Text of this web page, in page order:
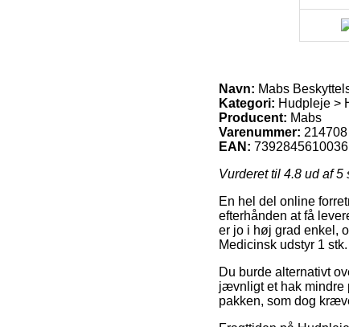
Navn: Mabs
Kategori: Hudpleje >
Producent: Mabs
Varenummer: 214708
EAN: 7392845610036
Vurderet til 4.8 ud af 5
En hel del online
efterhånden at få
er jo i høj grad enkel,
Medicinsk udstyr 1 stk.
Du burde alternativt
jævnligt et hak mindre
pakken, som dog